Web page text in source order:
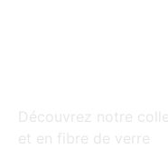
Découvrez notre
et en fibre de verre